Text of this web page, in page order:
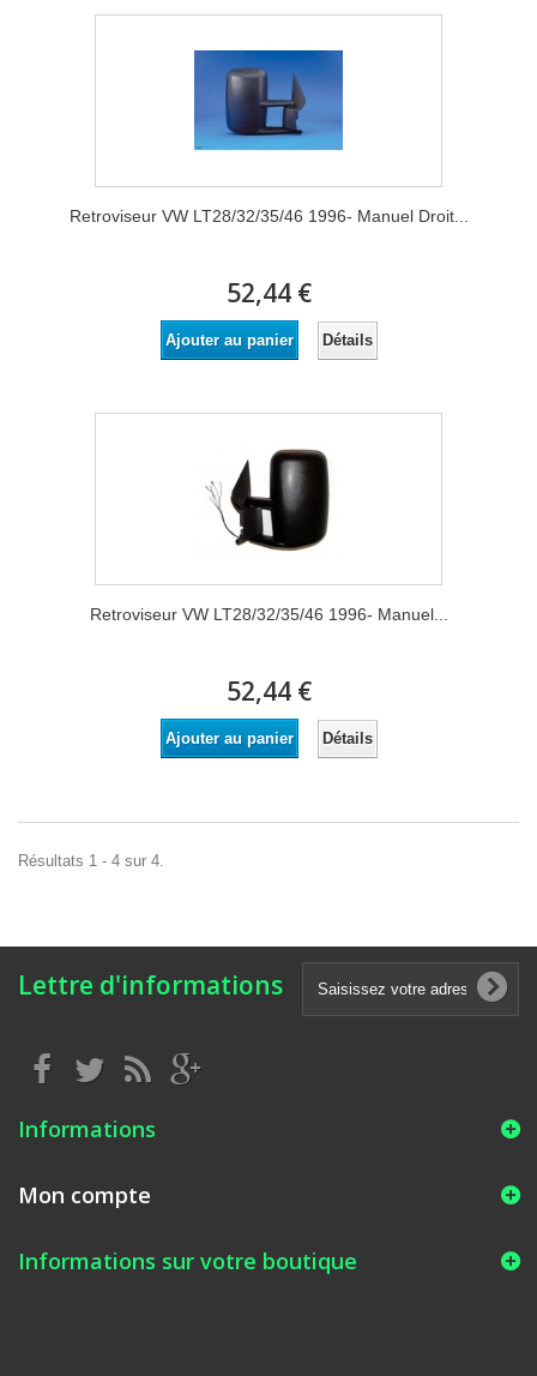
Retroviseur VW LT28/32/35/46 1996- Manuel Droit...
52,44 €
Ajouter au panier Détails
Retroviseur VW LT28/32/35/46 1996- Manuel...
52,44 €
Ajouter au panier Détails
Résultats 1 - 4 sur 4.
Lettre d'informations
Informations
Mon compte
Informations sur votre boutique